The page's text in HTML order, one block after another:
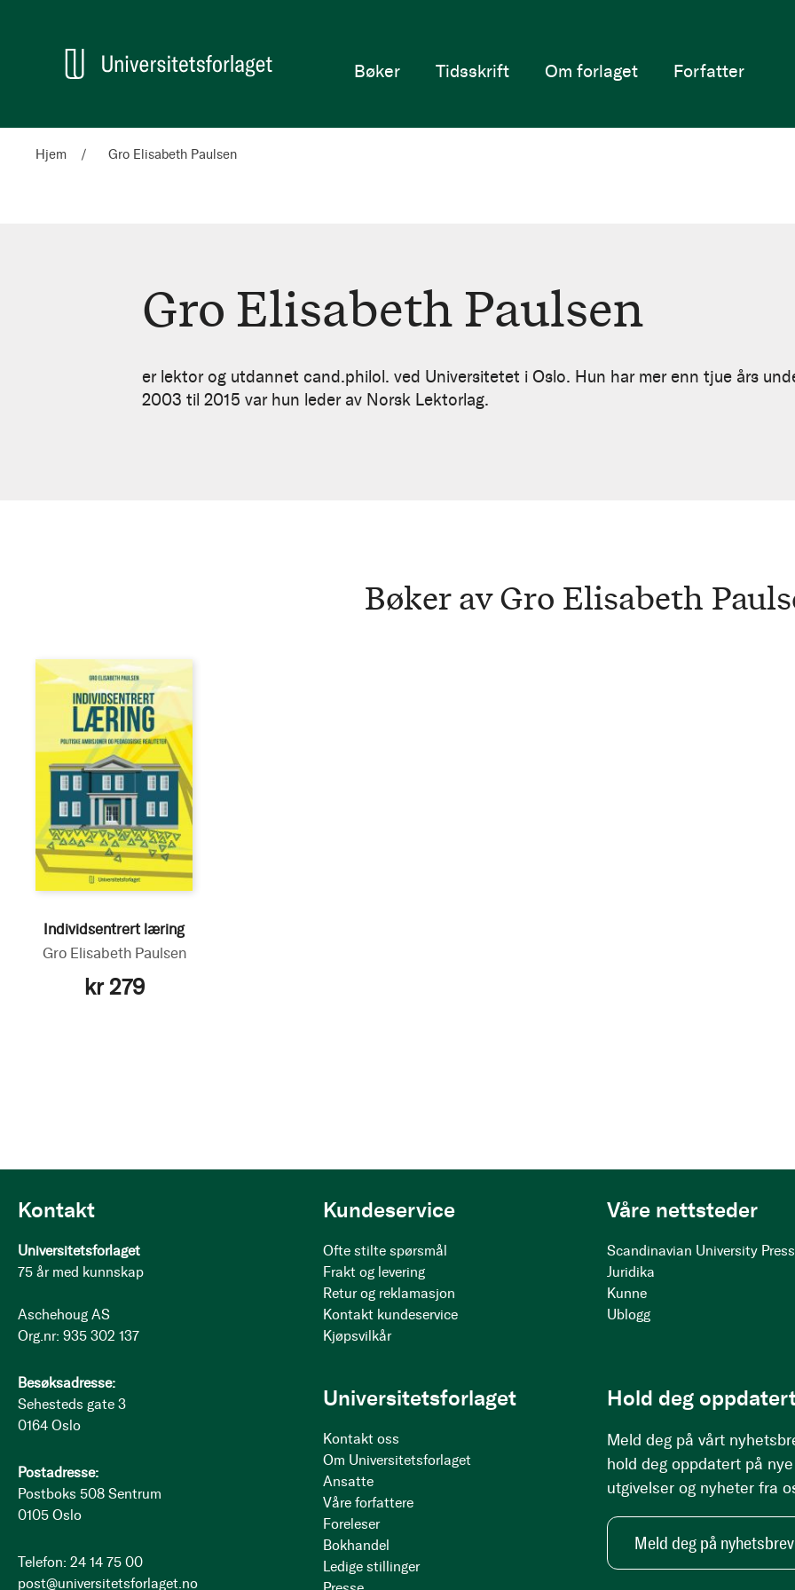
Hjem
Bøker Tidsskrift Om forlaget Forfatter
Hjem Gro Elisabeth Paulsen
Elisabeth
Paulsen
Gro Elisabeth Paulsen
er lektor og utdannet cand.philol. ved Universitetet i Oslo. Hun har mer enn tjue års
2003 til 2015 var hun leder av Norsk Lektorlag.
Bøker av Gro Elisabeth
Individsentrert læring
Gro Elisabeth Paulsen
kr 279
Kontakt
Universitetsforlaget
75 år med kunnskap
Aschehoug AS
Org.nr: 935 302 137
Besøksadresse:
Sehesteds gate 3
0164 Oslo
Postadresse:
Postboks 508 Sentrum
0105 Oslo
Telefon: 24 14 75 00
post@universitetsforlaget.no
Kundeservice
Ofte stilte spørsmål
Frakt og levering
Retur og reklamasjon
Kontakt kundeservice
Kjøpsvilkår
Våre nettsteder
Scandinavian University Press
Juridika
Kunne
Ublogg
Universitetsforlaget
Kontakt oss
Om Universitetsforlaget
Ansatte
Våre forfattere
Foreleser
Bokhandel
Ledige stillinger
Hold deg
Meld deg på vårt
hold deg oppdatert på nye
utgivelser og nyheter fra
Meld deg på nyhetsbrev